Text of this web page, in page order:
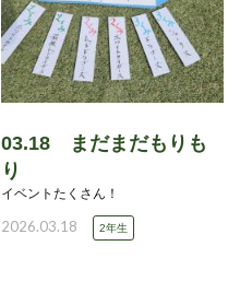
03.18 まだまだもりも
り
イベントたくさん！
2026.03.18 2年生